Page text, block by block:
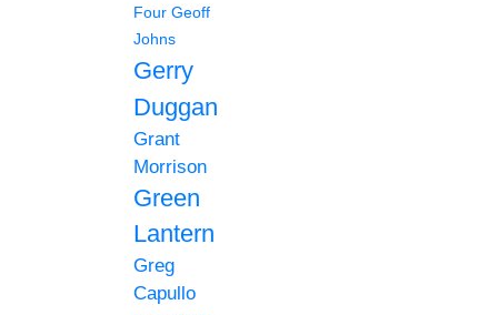
Four Geoff
Johns
Gerry
Duggan
Grant
Morrison
Green
Lantern
Greg
Capullo